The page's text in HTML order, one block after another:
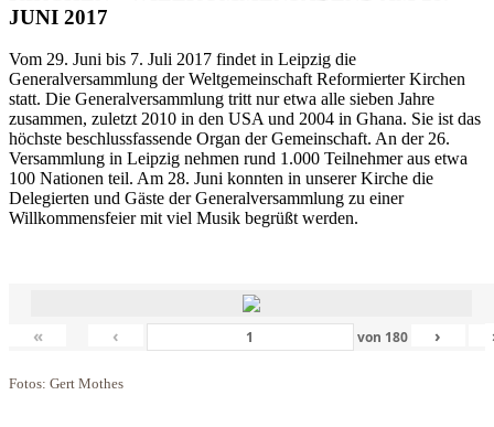
JUNI 2017
Vom 29. Juni bis 7. Juli 2017 findet in Leipzig die
Generalversammlung der Weltgemeinschaft Reformierter Kirchen
statt. Die Generalversammlung tritt nur etwa alle sieben Jahre
zusammen, zuletzt 2010 in den USA und 2004 in Ghana. Sie ist das
höchste beschlussfassende Organ der Gemeinschaft. An der 26.
Versammlung in Leipzig nehmen rund 1.000 Teilnehmer aus etwa
100 Nationen teil. Am 28. Juni konnten in unserer Kirche die
Delegierten und Gäste der Generalversammlung zu einer
Willkommensfeier mit viel Musik begrüßt werden.
« ‹ von 180 ›
Fotos: Gert Mothes